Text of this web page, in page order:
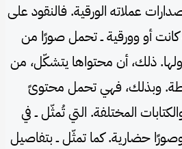
عملاته الورقية. فالنقود على
كانت أو وورقية ــ تحمل صورًا من
ذلك، أن محتواها يتشكّل، من
وبذلك، فهي تحمل محتوىً
المختلفة. التي تُمثّل ــ في
حضارية. كما تمثّل ــ بتفاصيل